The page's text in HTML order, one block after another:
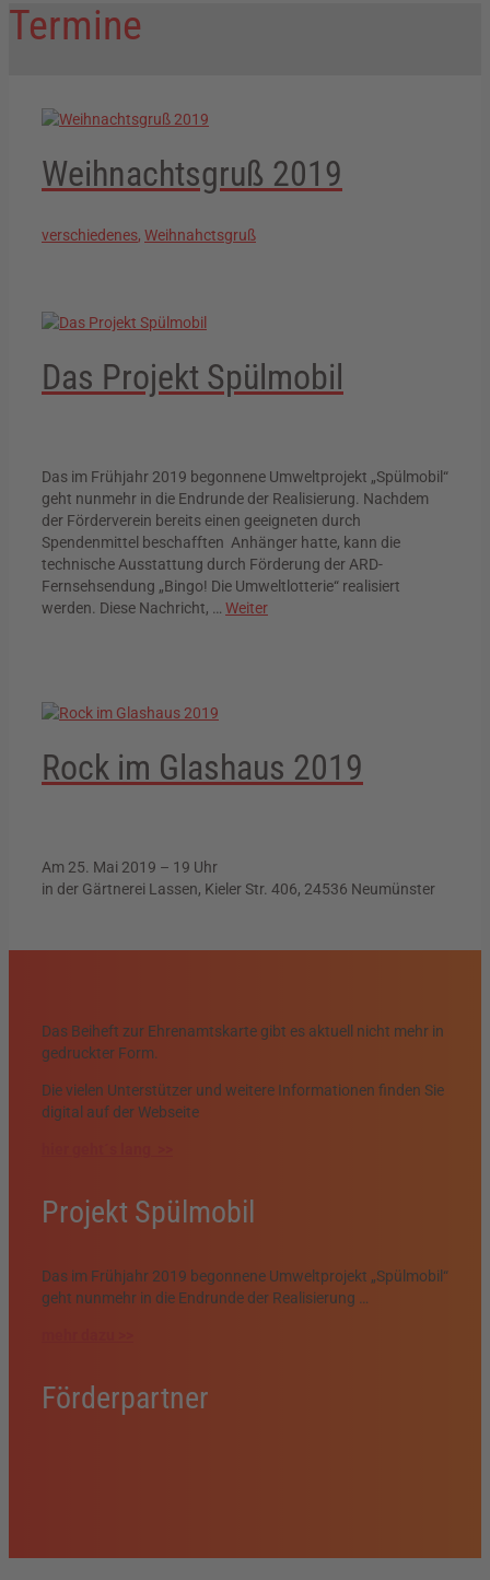
Termine
Weihnachtsgruß 2019
verschiedenes, Weihnahctsgruß
Das Projekt Spülmobil
Das im Frühjahr 2019 begonnene Umweltprojekt „Spülmobil“
geht nunmehr in die Endrunde der Realisierung. Nachdem
der Förderverein bereits einen geeigneten durch
Spendenmittel beschafften Anhänger hatte, kann die
technische Ausstattung durch Förderung der ARD-
Fernsehsendung „Bingo! Die Umweltlotterie“ realisiert
werden. Diese Nachricht, … Weiter
Rock im Glashaus 2019
Am 25. Mai 2019 – 19 Uhr
in der Gärtnerei Lassen, Kieler Str. 406, 24536 Neumünster
Das Beiheft zur Ehrenamtskarte gibt es aktuell nicht mehr in
gedruckter Form.
Die vielen Unterstützer und weitere Informationen finden Sie
digital auf der Webseite
Projekt Spülmobil
Das im Frühjahr 2019 begonnene Umweltprojekt „Spülmobil“
geht nunmehr in die Endrunde der Realisierung …
Förderpartner